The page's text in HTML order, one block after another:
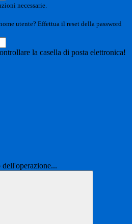
necessarie.
utente? Effettua il reset della password
la casella di posta elettronica!